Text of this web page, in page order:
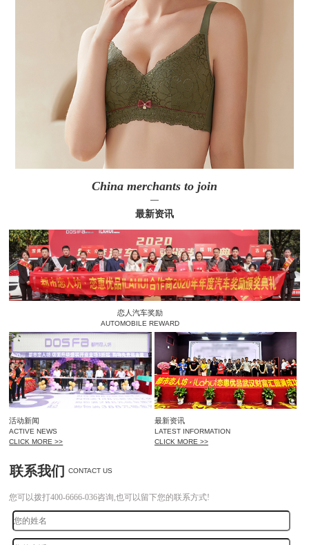
China merchants to join
—
最新资讯
恋人汽车奖励
AUTOMOBILE REWARD
活动新闻
ACTIVE NEWS
CLICK MORE >>
最新资讯
LATEST INFORMATION
CLICK MORE >>
联系我们 CONTACT US
您可以拨打400-6666-036咨询,也可以留下您的联系方式!